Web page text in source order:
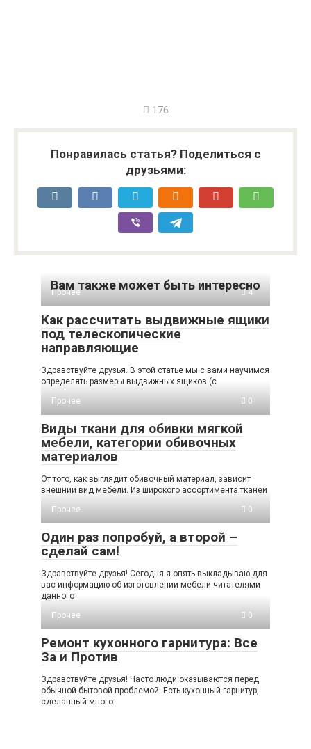
176
Понравилась статья? Поделиться с
друзьями:
Вам также может быть интересно
Прочее 4
Как рассчитать выдвижные ящики
под телескопические
направляющие
Здравствуйте друзья. В этой статье мы с вами научимся
определять размеры выдвижных ящиков (с
Прочее
0
Виды ткани для обивки мягкой
мебели, категории обивочных
материалов
От того, как выглядит обивочный материал, зависит
внешний вид мебели. Из широкого ассортимента тканей
Прочее
0
Один раз попробуй, а второй –
сделай сам!
Здравствуйте друзья! Сегодня я опять выкладываю для
вас информацию об изготовлении мебели читателями
данного
Прочее
0
Ремонт кухонного гарнитура: Все
За и Против
Здравствуйте друзья! Часто люди оказываются перед
обычной бытовой проблемой: Есть кухонный гарнитур,
сделанный много